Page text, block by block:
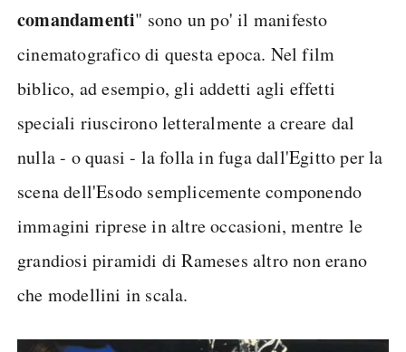
comandamenti" sono un po' il manifesto
cinematografico di questa epoca. Nel film
biblico, ad esempio, gli addetti agli effetti
speciali riuscirono letteralmente a creare dal
nulla - o quasi - la folla in fuga dall'Egitto per la
scena dell'Esodo semplicemente componendo
immagini riprese in altre occasioni, mentre le
grandiosi piramidi di Rameses altro non erano
che modellini in scala.